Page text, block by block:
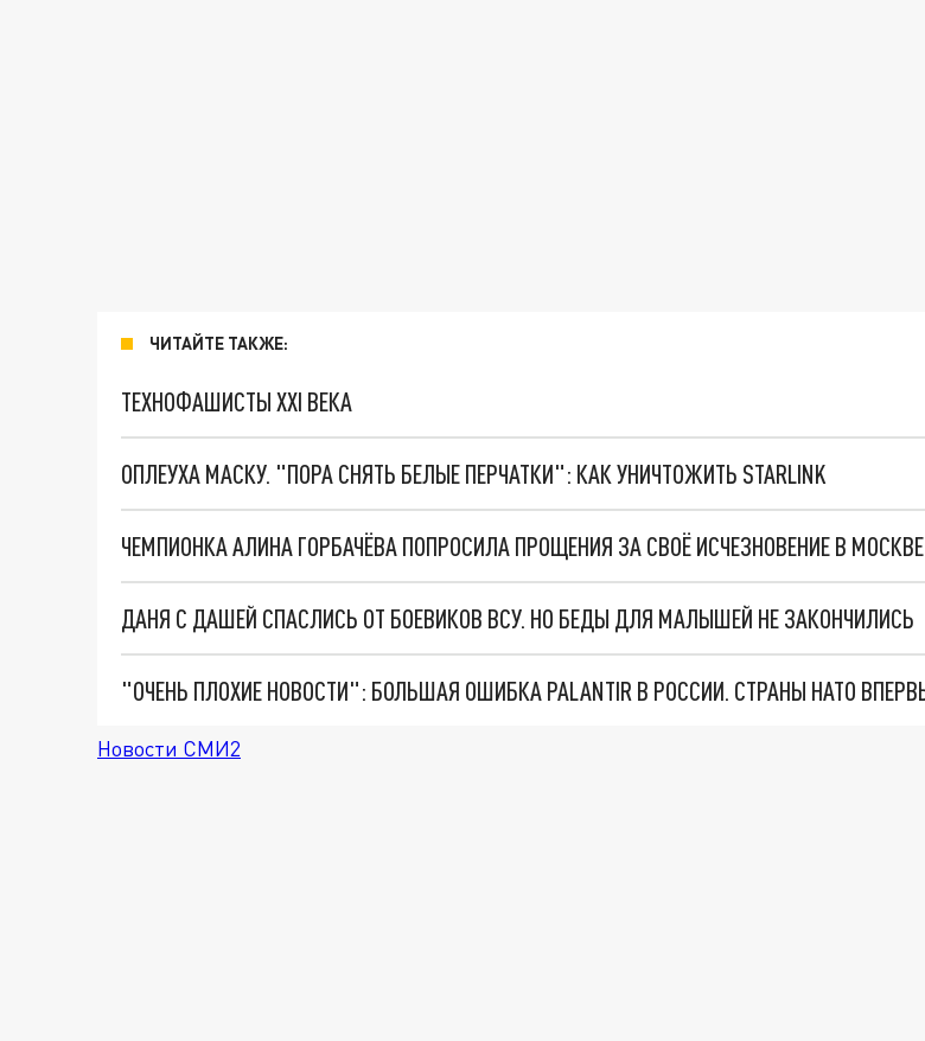
ЧИТАЙТЕ ТАКЖЕ:
ТЕХНОФАШИСТЫ XXI ВЕКА
ОПЛЕУХА МАСКУ. "ПОРА СНЯТЬ БЕЛЫЕ ПЕРЧАТКИ": КАК УНИЧТОЖИТЬ STARLINK
ЧЕМПИОНКА АЛИНА ГОРБАЧЁВА ПОПРОСИЛА ПРОЩЕНИЯ ЗА СВОЁ ИСЧЕЗНОВЕНИЕ В МОСКВЕ
ДАНЯ С ДАШЕЙ СПАСЛИСЬ ОТ БОЕВИКОВ ВСУ. НО БЕДЫ ДЛЯ МАЛЫШЕЙ НЕ ЗАКОНЧИЛИСЬ
Новости СМИ2